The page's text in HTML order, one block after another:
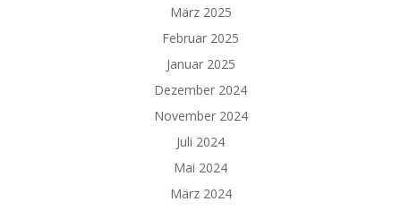
März 2025
Februar 2025
Januar 2025
Dezember 2024
November 2024
Juli 2024
Mai 2024
März 2024